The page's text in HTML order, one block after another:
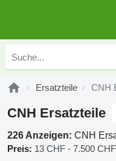
Ersatzteile CNH
CNH Ersatzteile
226 Anzeigen: CNH
Preis: 13 CHF - 7.500 CHF